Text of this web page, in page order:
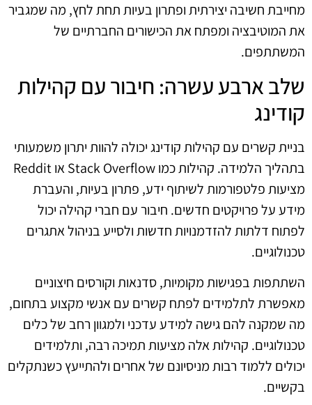
מחייבת חשיבה יצירתית ופתרון בעיות תחת לחץ, מה שמגביר
את המוטיבציה ומפתח את הכישורים החברתיים של
המשתתפים.
שלב ארבע עשרה: חיבור עם קהילות
קודינג
בניית קשרים עם קהילות קודינג יכולה להוות יתרון משמעותי
בתהליך הלמידה. קהילות כמו Stack Overflow או Reddit
מציעות פלטפורמות לשיתוף ידע, פתרון בעיות, והעברת
מידע על פרויקטים חדשים. חיבור עם חברי קהילה יכול
לפתוח דלתות להזדמנויות חדשות ולסייע בניהול אתגרים
טכנולוגיים.
השתתפות בפגישות מקומיות, סדנאות וקורסים חיצוניים
מאפשרת לתלמידים לפתח קשרים עם אנשי מקצוע בתחום,
מה שמקנה להם גישה למידע עדכני ולמגוון רחב של כלים
טכנולוגיים. קהילות אלה מציעות תמיכה רבה, ותלמידים
יכולים ללמוד רבות מניסיונם של אחרים ולהתייעץ כשנתקלים
בקשיים.